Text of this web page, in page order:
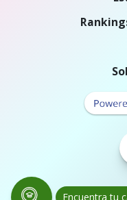
Encuentra tu